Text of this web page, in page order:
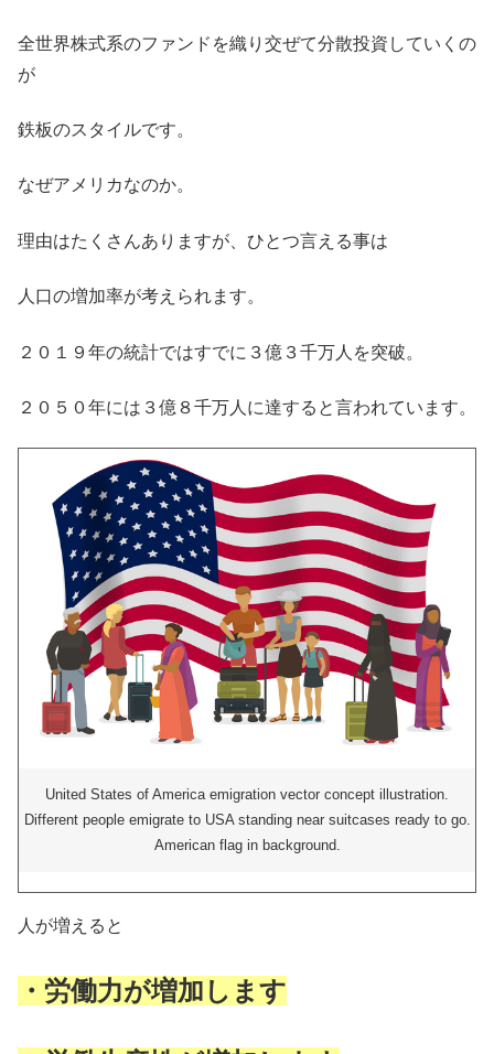
全世界株式系のファンドを織り交ぜて分散投資していくの
が
鉄板のスタイルです。
なぜアメリカなのか。
理由はたくさんありますが、ひとつ言える事は
人口の増加率が考えられます。
２０１９年の統計ではすでに３億３千万人を突破。
２０５０年には３億８千万人に達すると言われています。
United States of America emigration vector concept illustration.
Different people emigrate to USA standing near suitcases ready to go.
American flag in background.
人が増えると
・労働力が増加します